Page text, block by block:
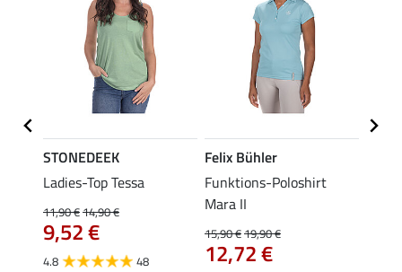
STONEDEEK
Ladies-Top Tessa
11,90 €14,90 €
9,52 €
4.8 48
Felix Bühler
Funktions-Poloshirt
Mara II
15,90 €19,90 €
12,72 €